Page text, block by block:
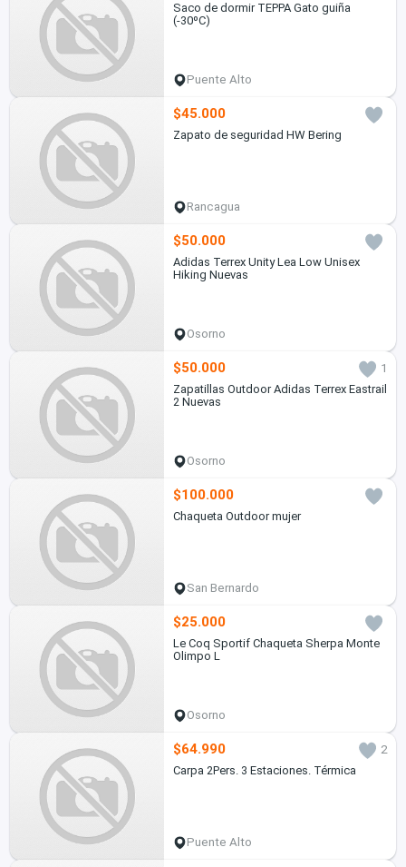
Saco de dormir TEPPA Gato guiña
(-30ºC)
Puente Alto
$45.000
Zapato de seguridad HW Bering
Rancagua
$50.000
Adidas Terrex Unity Lea Low Unisex
Hiking Nuevas
Osorno
$50.000
1
Zapatillas Outdoor Adidas Terrex Eastrail
2 Nuevas
Osorno
$100.000
Chaqueta Outdoor mujer
San Bernardo
$25.000
Le Coq Sportif Chaqueta Sherpa Monte
Olimpo L
Osorno
$64.990
2
Carpa 2Pers. 3 Estaciones. Térmica
Puente Alto